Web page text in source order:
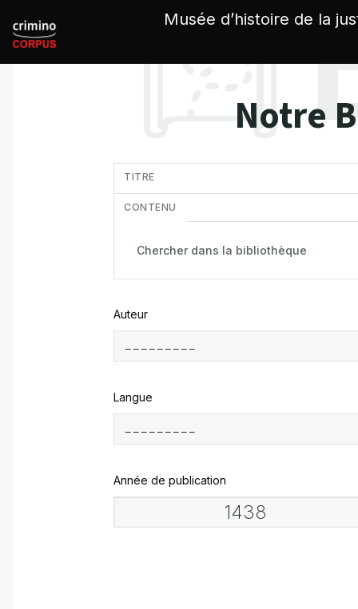
Musée d’histoire de la
Notre
TITRE
CONTENU
Auteur
Langue
Année de publication
Panneau de gestion des cookies